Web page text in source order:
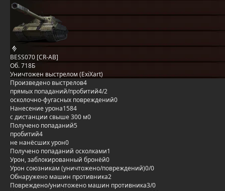
BESS070 [CR-AB]
Об. 718Б
Уничтожен выстрелом (ExiXart)
Произведено выстрелов4
прямых попаданий/пробитий4/2
осколочно-фугасных повреждений0
Нанесение урона1584
с дистанции свыше 300 м0
Получено попаданий5
пробитий4
не нанёсших урон0
Получено попаданий осколками1
Урон, заблокированный бронёй0
Урон союзникам (уничтожено/повреждений)0/0
Обнаружено машин противника2
Повреждено/уничтожено машин противника3/0